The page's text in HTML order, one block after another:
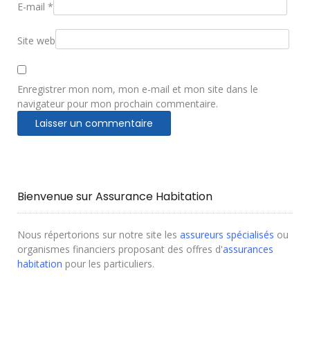
E-mail *
Site web
Enregistrer mon nom, mon e-mail et mon site dans le
navigateur pour mon prochain commentaire.
Bienvenue sur Assurance Habitation
Nous répertorions sur notre site les assureurs spécialisés ou
organismes financiers proposant des offres d'assurances
habitation pour les particuliers.